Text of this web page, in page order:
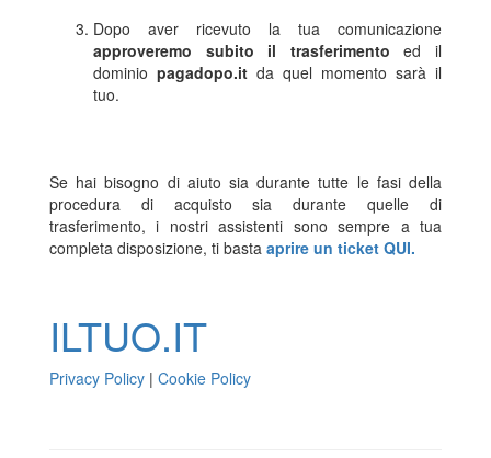
Dopo aver ricevuto la tua comunicazione
approveremo subito il trasferimento ed il
dominio pagadopo.it da quel momento sarà il
tuo.
Se hai bisogno di aiuto sia durante tutte le fasi della
procedura di acquisto sia durante quelle di
trasferimento, i nostri assistenti sono sempre a tua
completa disposizione, ti basta aprire un ticket QUI.
ILTUO.IT
Privacy Policy | Cookie Policy